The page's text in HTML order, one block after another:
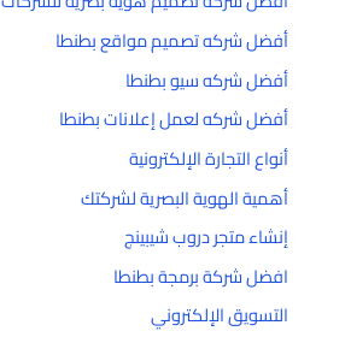
أفضل شركه تصميم مواقع بطنطا
أفضل شركه سيو بطنطا
أفضل شركه لعمل إعلانات بطنطا
أنواع التجارة الإلكترونية
أهمية الهوية البصرية لشركتك
إنشاء متجر دروب شيبينج
افضل شركة برمجة بطنطا
التسويق الإلكتروني